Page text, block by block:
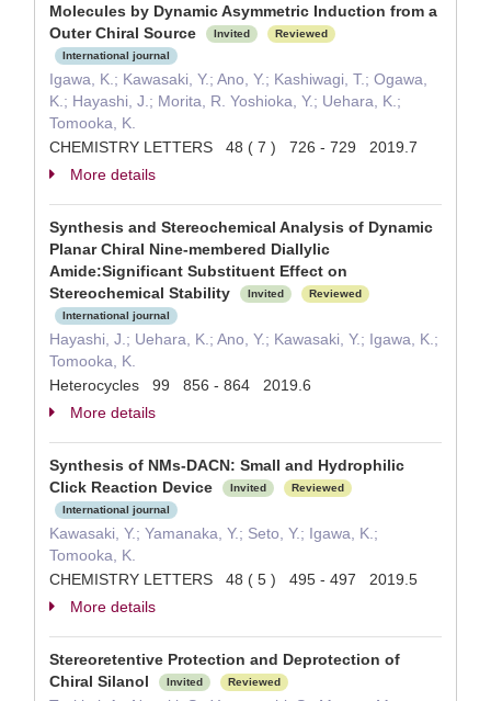
Molecules by Dynamic Asymmetric Induction from a
Outer Chiral Source
Invited
Reviewed
International journal
Igawa, K.; Kawasaki, Y.; Ano, Y.; Kashiwagi, T.; Ogawa,
K.; Hayashi, J.; Morita, R. Yoshioka, Y.; Uehara, K.;
Tomooka, K.
CHEMISTRY LETTERS 48 ( 7 ) 726 - 729 2019.7
More details
Synthesis and Stereochemical Analysis of Dynamic
Planar Chiral Nine-membered Diallylic
Amide:Significant Substituent Effect on
Stereochemical Stability
Invited
Reviewed
International journal
Hayashi, J.; Uehara, K.; Ano, Y.; Kawasaki, Y.; Igawa, K.;
Tomooka, K.
Heterocycles 99 856 - 864 2019.6
More details
Synthesis of NMs-DACN: Small and Hydrophilic
Click Reaction Device
Invited
Reviewed
International journal
Kawasaki, Y.; Yamanaka, Y.; Seto, Y.; Igawa, K.;
Tomooka, K.
CHEMISTRY LETTERS 48 ( 5 ) 495 - 497 2019.5
More details
Stereoretentive Protection and Deprotection of
Chiral Silanol
Invited Reviewed